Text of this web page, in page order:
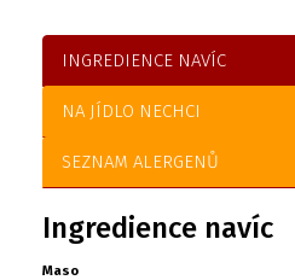
INGREDIENCE NAVÍC
NA JÍDLO NECHCI
SEZNAM ALERGENŮ
Ingredience navíc
Maso